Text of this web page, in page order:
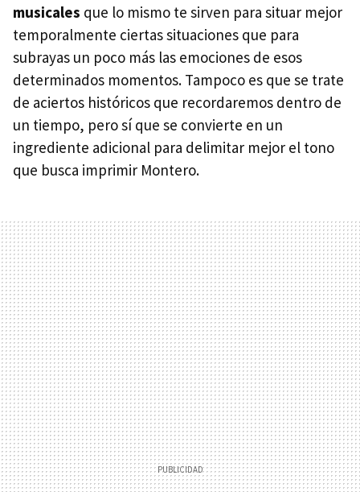
musicales que lo mismo te sirven para situar mejor
temporalmente ciertas situaciones que para
subrayas un poco más las emociones de esos
determinados momentos. Tampoco es que se trate
de aciertos históricos que recordaremos dentro de
un tiempo, pero sí que se convierte en un
ingrediente adicional para delimitar mejor el tono
que busca imprimir Montero.